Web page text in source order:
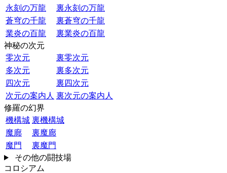
永刻の万龍
裏永刻の万龍
蒼穹の千龍
裏蒼穹の千龍
業炎の百龍
裏業炎の百龍
神秘の次元
零次元
裏零次元
多次元
裏多次元
四次元
裏四次元
次元の案内人 裏次元の案内人
修羅の幻界
機構城 裏機構城
魔廊
裏魔廊
魔門
裏魔門
その他の闘技場
コロシアム